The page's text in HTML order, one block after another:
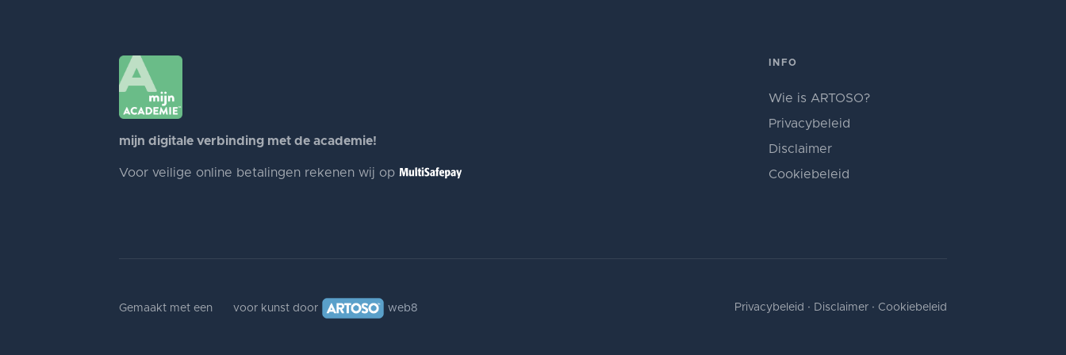
mijn digitale verbinding met de academie!
Voor veilige online betalingen rekenen wij op
INFO
Wie is ARTOSO?
Privacybeleid
Disclaimer
Cookiebeleid
Gemaakt met een voor kunst door web8 Privacybeleid · Disclaimer · Cookiebeleid